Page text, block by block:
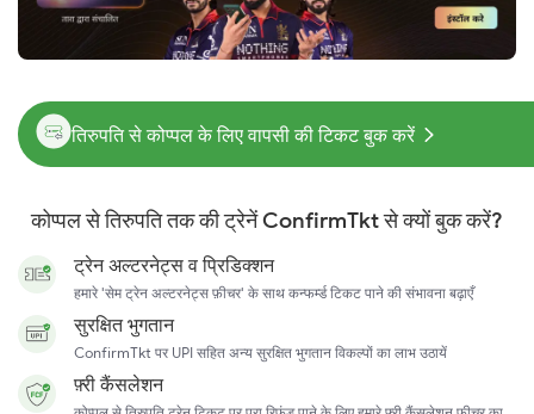
तिरुपति से कोप्पल के लिए वापसी की टिकट बुक करें
कोप्पल से तिरुपति तक की ट्रेनें ConfirmTkt से क्यों बुक करें?
ट्रेन अल्टरनेट्स व प्रिडिक्शन
हमारे 'सेम ट्रेन अल्टरनेट्स फ़ीचर' के साथ कन्फर्म्ड टिकट पाने की संभावना बढ़ाएँ
सुरक्षित भुगतान
ConfirmTkt पर UPI सहित अन्य सुरक्षित भुगतान विकल्पों का लाभ उठायें
फ़्री कैंसलेशन